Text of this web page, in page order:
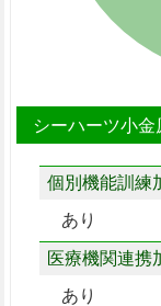
シーハーツ小金
個別機能訓練
あり
医療機関連携
あり